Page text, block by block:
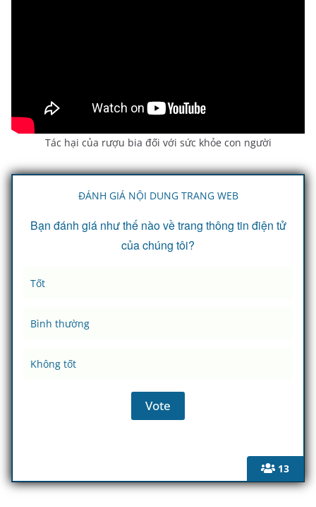
Tác hại của rượu bia đối với sức khỏe con người
13
ĐÁNH GIÁ NỘI DUNG TRANG WEB
Bạn đánh giá như thế nào về trang thông tin điện tử
của chúng tôi?
Tốt
Bình thường
Không tốt